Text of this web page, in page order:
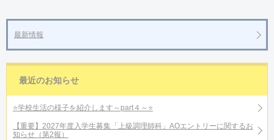
最新情報
最近のお知らせ
⭐学校生活の様子を紹介します～part４～⭐
【重要】2027年度入学生募集「上級調理師科」AOエントリーに関するお
知らせ（第2報）